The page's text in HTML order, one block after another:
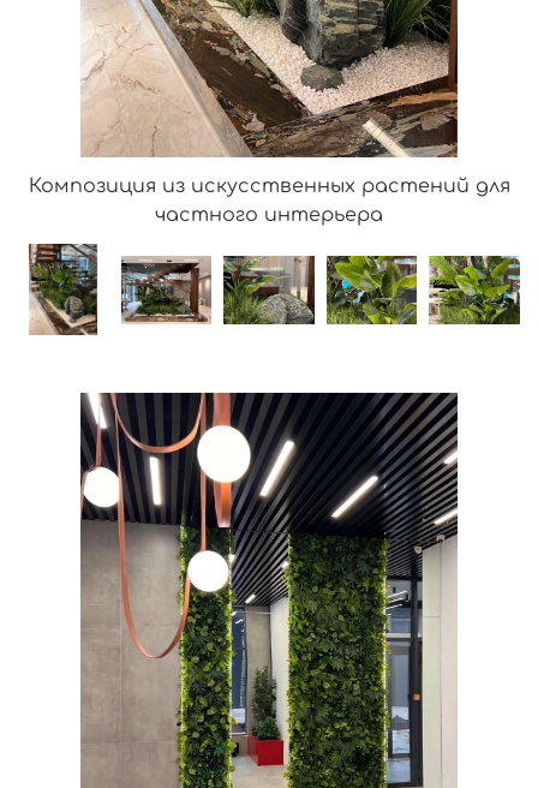
Композиция из искусственных растений для
частного интерьера